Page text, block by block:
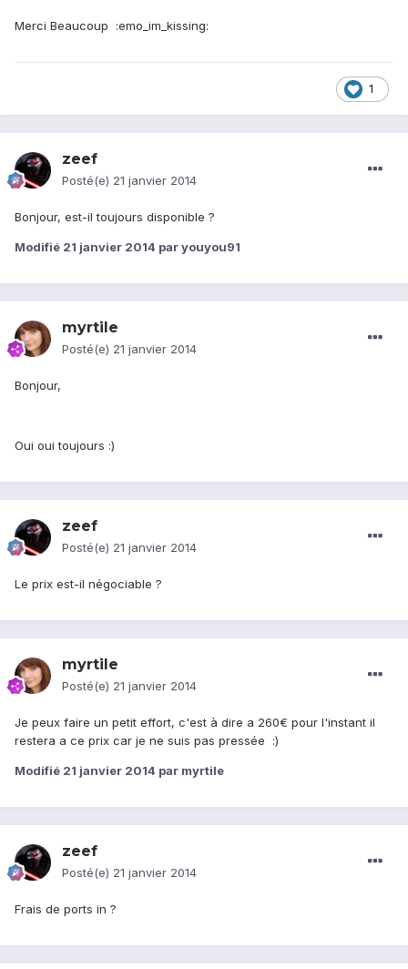
Merci Beaucoup :emo_im_kissing:
1
zeef
Posté(e) 21 janvier 2014
Bonjour, est-il toujours disponible ?
Modifié 21 janvier 2014 par youyou91
myrtile
Posté(e) 21 janvier 2014
Bonjour,
Oui oui toujours :)
zeef
Posté(e) 21 janvier 2014
Le prix est-il négociable ?
myrtile
Posté(e) 21 janvier 2014
Je peux faire un petit effort, c'est à dire a 260€ pour l'instant il
restera a ce prix car je ne suis pas pressée :)
Modifié 21 janvier 2014 par myrtile
zeef
Posté(e) 21 janvier 2014
Frais de ports in ?